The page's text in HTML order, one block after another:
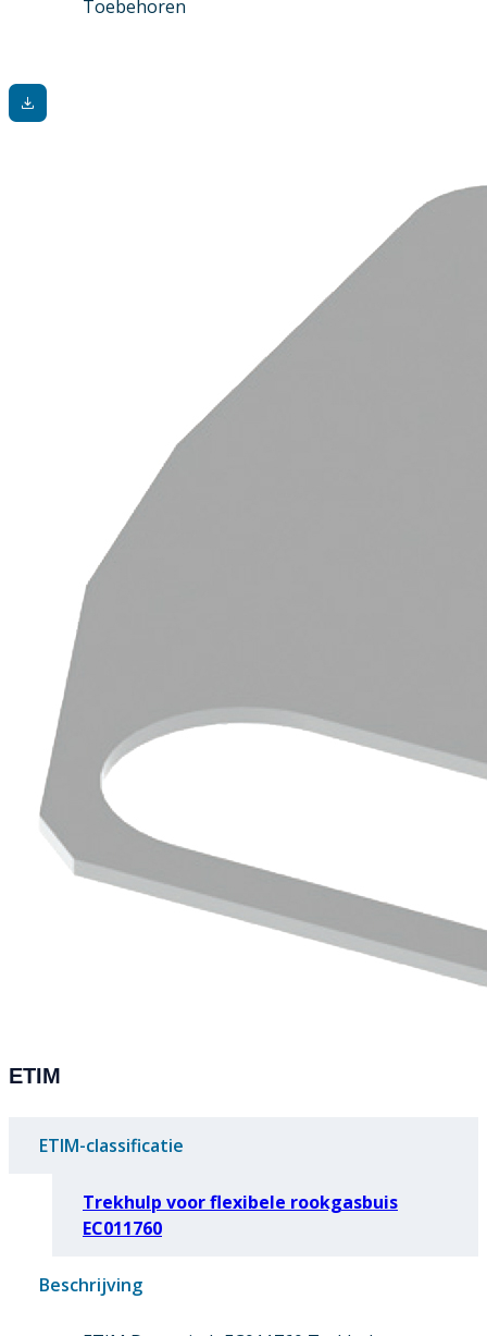
Toebehoren
ETIM
ETIM-classificatie
Trekhulp voor flexibele rookgasbuis
EC011760
Beschrijving